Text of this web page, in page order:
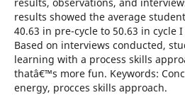
results showed the average
40.63 in pre-cycle to 50.63 in cycle
Based on interviews conducted,
learning with a process skills
thatâ€™s more fun. Keywords:
energy, procces skills approach.